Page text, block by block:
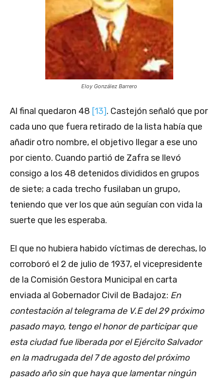
Eloy González Barrero
Al final quedaron 48 [13]. Castejón señaló que por
cada uno que fuera retirado de la lista había que
añadir otro nombre, el objetivo llegar a ese uno
por ciento. Cuando partió de Zafra se llevó
consigo a los 48 detenidos divididos en grupos
de siete; a cada trecho fusilaban un grupo,
teniendo que ver los que aún seguían con vida la
suerte que les esperaba.
El que no hubiera habido víctimas de derechas, lo
corroboró el 2 de julio de 1937, el vicepresidente
de la Comisión Gestora Municipal en carta
enviada al Gobernador Civil de Badajoz: En
contestación al telegrama de V.E del 29 próximo
pasado mayo, tengo el honor de participar que
esta ciudad fue liberada por el Ejército Salvador
en la madrugada del 7 de agosto del próximo
pasado año sin que haya que lamentar ningún